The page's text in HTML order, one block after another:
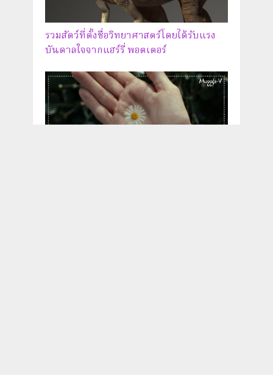
รวมสัตว์ที่ตั้งชื่อวิทยาศาสตร์โดยได้รับแรง
บันดาลใจจากแฮร์รี่ พอตเตอร์